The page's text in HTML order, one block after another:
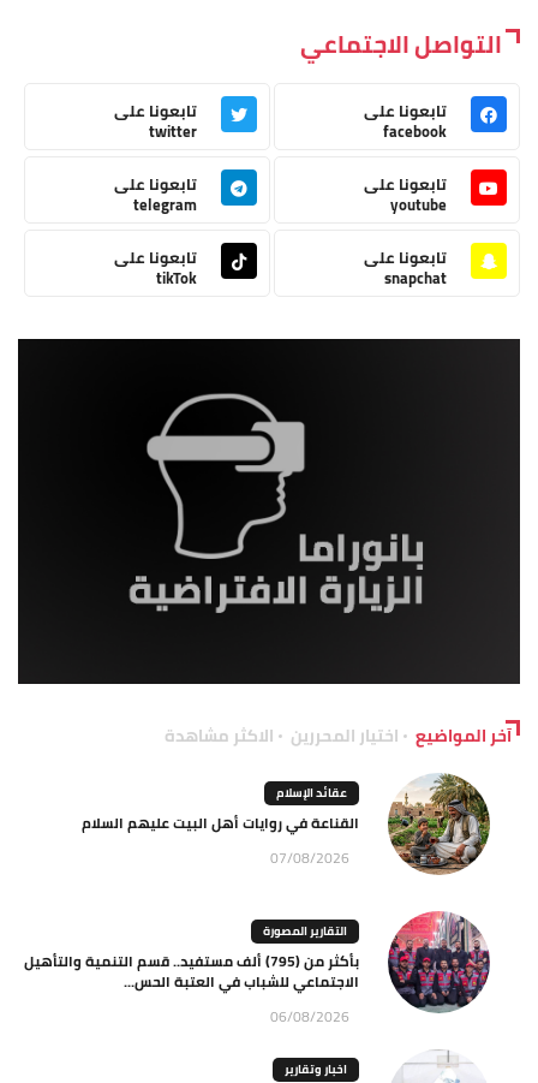
التواصل الاجتماعي
تابعونا على
facebook
تابعونا على
twitter
تابعونا على
youtube
تابعونا على
telegram
تابعونا على
snapchat
تابعونا على
tikTok
آخر المواضيع اختيار المحررين الاكثر مشاهدة
عقائد الإسلام
القناعة في روايات أهل البيت عليهم السلام
07/08/2026
التقارير المصورة
بأكثر من (795) ألف مستفيد.. قسم التنمية والتأهيل
الاجتماعي للشباب في العتبة الحس...
06/08/2026
اخبار وتقارير